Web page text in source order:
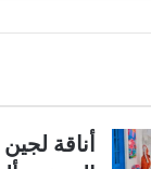
أناقة